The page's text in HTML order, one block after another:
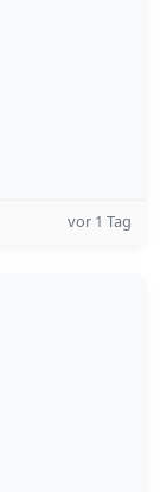
vor 1 Tag